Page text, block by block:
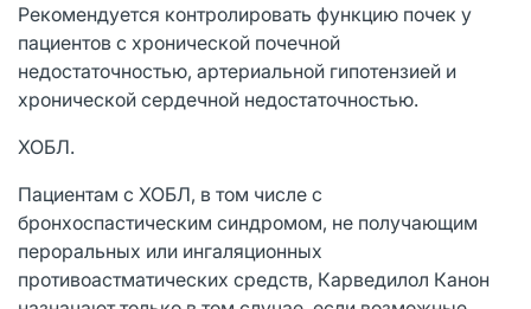
Рекомендуется контролировать функцию почек у
пациентов с хронической почечной
недостаточностью, артериальной гипотензией и
хронической сердечной недостаточностью.
ХОБЛ.
Пациентам с ХОБЛ, в том числе с
бронхоспастическим синдромом, не получающим
пероральных или ингаляционных
противоастматических средств, Карведилол Канон